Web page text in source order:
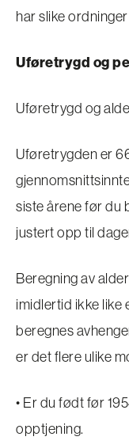
har slike
Uføretrygd og
Uføretrygd og
Uføretrygden er
siste årene før du
justert opp til
Beregning av
imidlertid ikke like
beregnes
er det flere ulike
• Er du født før
opptjening.